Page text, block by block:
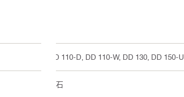
DD 110-D, DD 110-W, DD 130, DD 150-U
砖石